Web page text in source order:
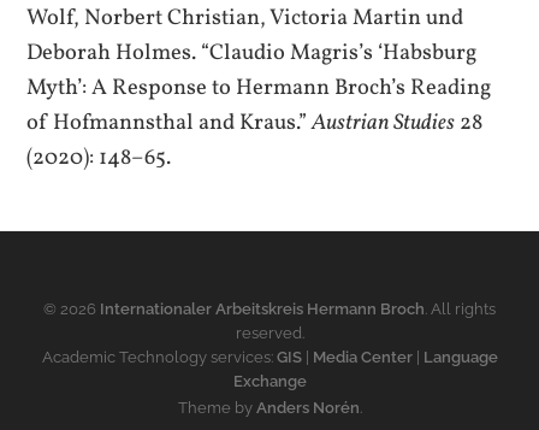
Wolf, Norbert Christian, Victoria Martin und
Deborah Holmes. “Claudio Magris’s ‘Habsburg
Myth’: A Response to Hermann Broch’s Reading
of Hofmannsthal and Kraus.”Austrian Studies28
(2020): 148–65.
© 2026 Internationaler Arbeitskreis Hermann Broch . All rights
reserved.
Academic Technology services: GIS| Media Center| Language
Exchange
Theme by Anders Norén